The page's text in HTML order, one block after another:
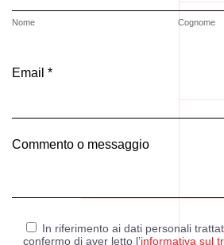
Nome Cognome
Email *
Commento o messaggio
In riferimento ai dati personali
confermo di aver letto l’informativa sul